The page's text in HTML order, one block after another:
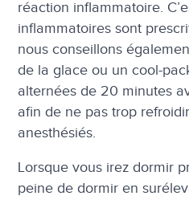
réaction inflammatoire.
inflammatoires sont
nous conseillons
de la glace ou un cool-
alternées de 20 minutes
afin de ne pas trop
anesthésiés.
Lorsque vous irez dormir
peine de dormir en